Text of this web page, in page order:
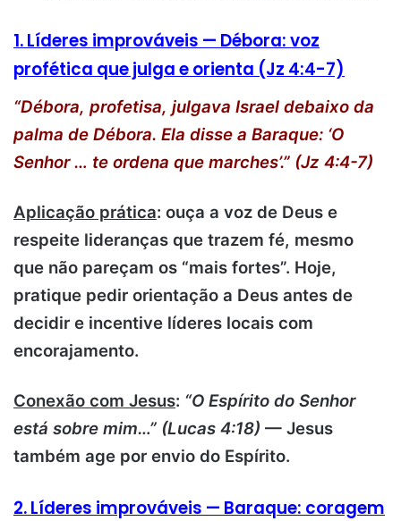
1. Líderes improváveis — Débora: voz
profética que julga e orienta (Jz 4:4-7)
“Débora, profetisa, julgava Israel debaixo da
palma de Débora. Ela disse a Baraque: ‘O
Senhor … te ordena que marches’.” (Jz 4:4-7)
Aplicação prática: ouça a voz de Deus e
respeite lideranças que trazem fé, mesmo
que não pareçam os “mais fortes”. Hoje,
pratique pedir orientação a Deus antes de
decidir e incentive líderes locais com
encorajamento.
Conexão com Jesus: “O Espírito do Senhor
está sobre mim…” (Lucas 4:18) — Jesus
também age por envio do Espírito.
2. Líderes improváveis — Baraque: coragem